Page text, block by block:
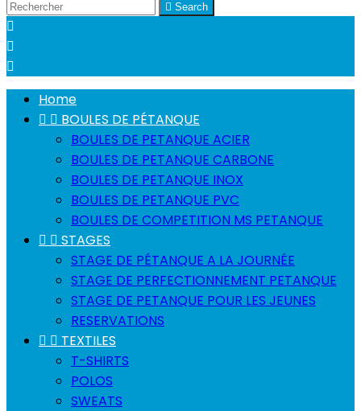
 Search



Home
  BOULES DE PÉTANQUE
BOULES DE PETANQUE ACIER
BOULES DE PETANQUE CARBONE
BOULES DE PETANQUE INOX
BOULES DE PETANQUE PVC
BOULES DE COMPETITION MS PETANQUE
  STAGES
STAGE DE PÉTANQUE A LA JOURNÉE
STAGE DE PERFECTIONNEMENT PETANQUE
STAGE DE PETANQUE POUR LES JEUNES
RESERVATIONS
  TEXTILES
T-SHIRTS
POLOS
SWEATS